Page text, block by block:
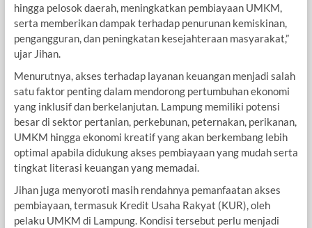
hingga pelosok daerah, meningkatkan pembiayaan UMKM,
serta memberikan dampak terhadap penurunan kemiskinan,
pengangguran, dan peningkatan kesejahteraan masyarakat,”
ujar Jihan.
Menurutnya, akses terhadap layanan keuangan menjadi salah
satu faktor penting dalam mendorong pertumbuhan ekonomi
yang inklusif dan berkelanjutan. Lampung memiliki potensi
besar di sektor pertanian, perkebunan, peternakan, perikanan,
UMKM hingga ekonomi kreatif yang akan berkembang lebih
optimal apabila didukung akses pembiayaan yang mudah serta
tingkat literasi keuangan yang memadai.
Jihan juga menyoroti masih rendahnya pemanfaatan akses
pembiayaan, termasuk Kredit Usaha Rakyat (KUR), oleh
pelaku UMKM di Lampung. Kondisi tersebut perlu menjadi